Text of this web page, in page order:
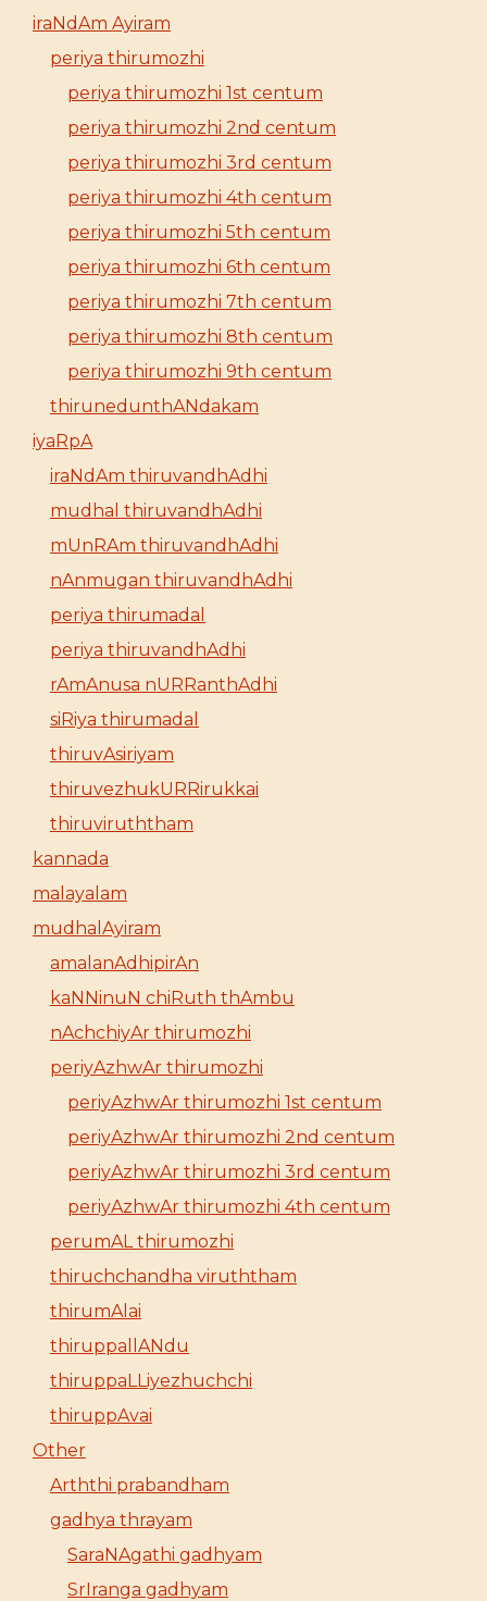
iraNdAm Ayiram
periya thirumozhi
periya thirumozhi 1st centum
periya thirumozhi 2nd centum
periya thirumozhi 3rd centum
periya thirumozhi 4th centum
periya thirumozhi 5th centum
periya thirumozhi 6th centum
periya thirumozhi 7th centum
periya thirumozhi 8th centum
periya thirumozhi 9th centum
thirunedunthANdakam
iyaRpA
iraNdAm thiruvandhAdhi
mudhal thiruvandhAdhi
mUnRAm thiruvandhAdhi
nAnmugan thiruvandhAdhi
periya thirumadal
periya thiruvandhAdhi
rAmAnusa nURRanthAdhi
siRiya thirumadal
thiruvAsiriyam
thiruvezhukURRirukkai
thiruviruththam
kannada
malayalam
mudhalAyiram
amalanAdhipirAn
kaNNinuN chiRuth thAmbu
nAchchiyAr thirumozhi
periyAzhwAr thirumozhi
periyAzhwAr thirumozhi 1st centum
periyAzhwAr thirumozhi 2nd centum
periyAzhwAr thirumozhi 3rd centum
periyAzhwAr thirumozhi 4th centum
perumAL thirumozhi
thiruchchandha viruththam
thirumAlai
thiruppallANdu
thiruppaLLiyezhuchchi
thiruppAvai
Other
Arththi prabandham
gadhya thrayam
SaraNAgathi gadhyam
SrIranga gadhyam